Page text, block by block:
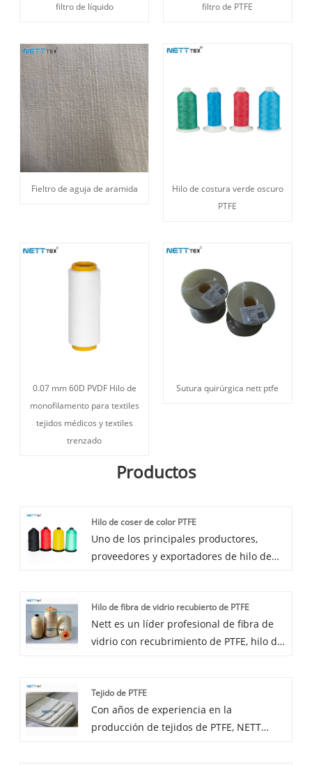
filtro de líquido
filtro de PTFE
Fieltro de aguja de aramida
Hilo de costura verde oscuro
PTFE
0.07 mm 60D PVDF Hilo de
monofilamento para textiles
tejidos médicos y textiles
trenzado
Sutura quirúrgica nett ptfe
Productos
Hilo de coser de color PTFE
Uno de los principales productores,
proveedores y exportadores de hilo de
PTFE de nuestro fabricante con la
confianza de saber que le brindaremos el
mejor soporte posventa y una entrega
Hilo de fibra de vidrio recubierto de PTFE
Nett es un líder profesional de fibra de
vidrio con recubrimiento de PTFE, hilo de
razonable. Bienvenido a contactarnos.
Tejido de PTFE
Con años de experiencia en la
producción de tejidos de PTFE, NETT